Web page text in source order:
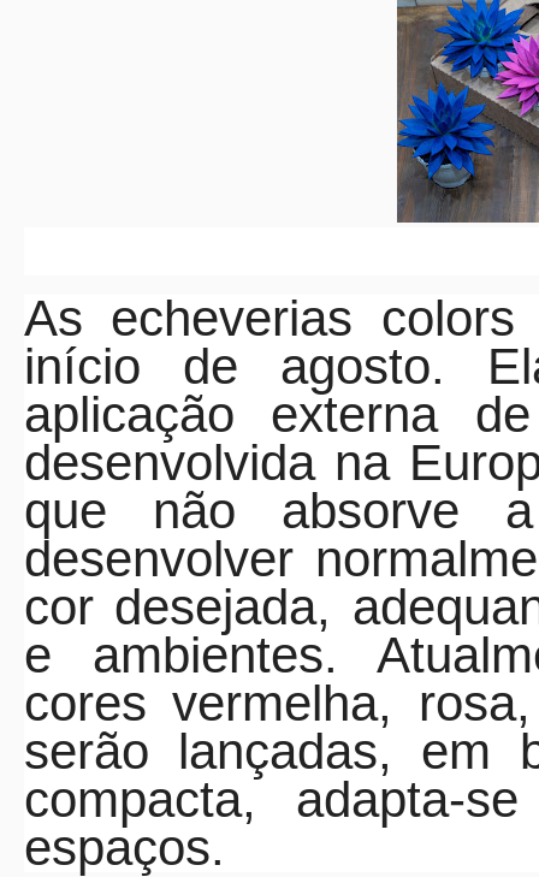
As echeverias
início de agosto.
aplicação externa
desenvolvida na
que não absorve
desenvolver
cor desejada,
e ambientes.
cores vermelha,
serão lançadas, em
compacta, adapta-
espaços.